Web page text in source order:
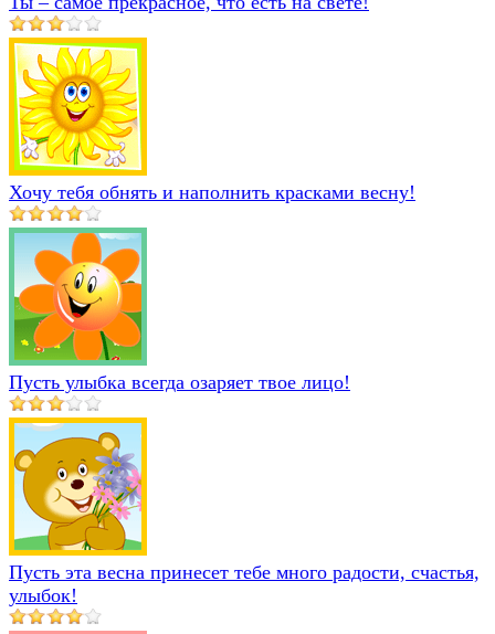
Хочу тебя обнять и наполнить красками весну!
Пусть улыбка всегда озаряет твое лицо!
Пусть эта весна принесет тебе много радости, счастья,
улыбок!